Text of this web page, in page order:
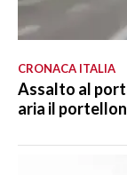
CRONACA ITALIA
Assalto al
aria il